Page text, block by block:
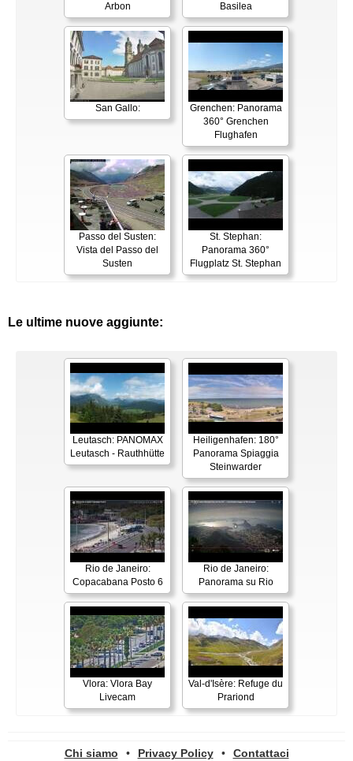
Arbon
Basilea
San Gallo:
Grenchen: Panorama
360° Grenchen
Flughafen
Passo del Susten:
Vista del Passo del
Susten
St. Stephan:
Panorama 360°
Flugplatz St. Stephan
Le ultime nuove aggiunte:
Leutasch: PANOMAX
Leutasch - Rauthhütte
Heiligenhafen: 180°
Panorama Spiaggia
Steinwarder
Rio de Janeiro:
Copacabana Posto 6
Rio de Janeiro:
Panorama su Rio
Vlora: Vlora Bay
Livecam
Val-d'Isère: Refuge du
Prariond
Chi siamo • Privacy Policy • Contattaci